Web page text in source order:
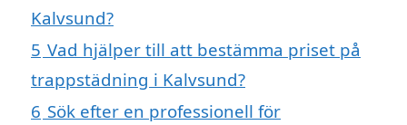
Kalvsund?
5 Vad hjälper till att bestämma priset på
trappstädning i Kalvsund?
6 Sök efter en professionell för